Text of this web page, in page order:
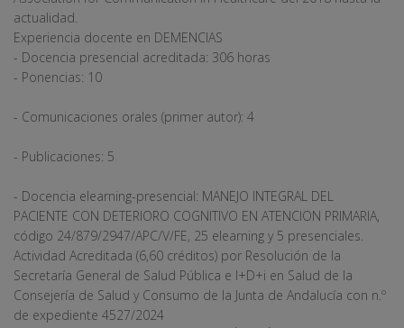
actualidad.
Experiencia docente en DEMENCIAS
- Docencia presencial acreditada: 306 horas
- Ponencias: 10
- Comunicaciones orales (primer autor): 4
- Publicaciones: 5
- Docencia elearning-presencial: MANEJO INTEGRAL DEL
PACIENTE CON DETERIORO COGNITIVO EN ATENCION PRIMARIA,
código 24/879/2947/APC/V/FE, 25 elearning y 5 presenciales.
Actividad Acreditada (6,60 créditos) por Resolución de la
Secretaría General de Salud Pública e I+D+i en Salud de la
Consejería de Salud y Consumo de la Junta de Andalucía con n.º
de expediente 4527/2024